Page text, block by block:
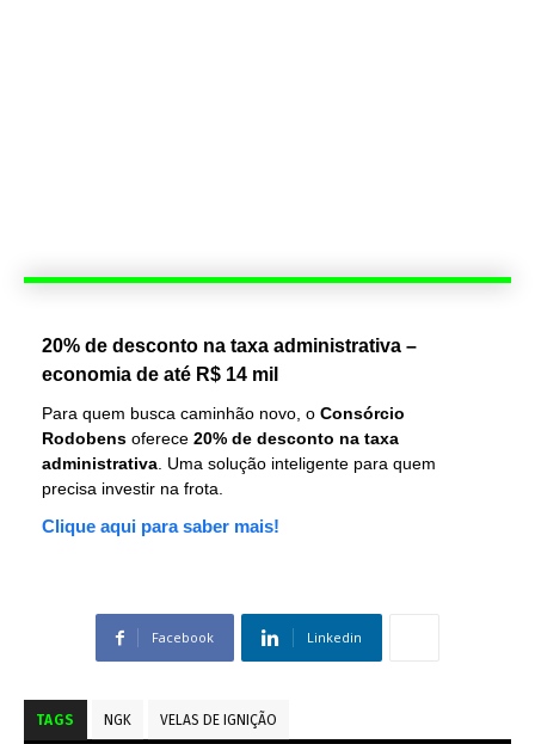
20% de desconto na taxa administrativa –
economia de até R$ 14 mil
Para quem busca caminhão novo, o Consórcio
Rodobens oferece 20% de desconto na taxa
administrativa . Uma solução inteligente para quem
precisa investir na frota.
Clique aqui para saber mais!
Facebook Linkedin
TAGS NGK VELAS DE IGNIÇÃO